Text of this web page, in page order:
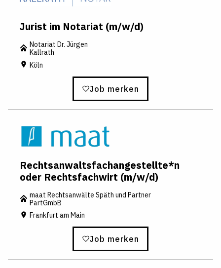
Jurist im Notariat (m/w/d)
Notariat Dr. Jürgen
Kallrath
Köln
Job merken
Rechtsanwaltsfachangestellte*n
oder Rechtsfachwirt (m/w/d)
maat Rechtsanwälte Späth und Partner
PartGmbB
Frankfurt am Main
Job merken